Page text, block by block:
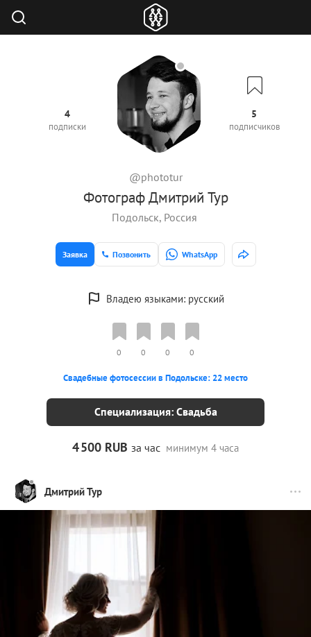
Фотограф Дмитрий Тур
@phototur
4
подписки
5
подписчиков
Подольск, Россия
Заявка Позвонить WhatsApp
Владею языками: русский
0 0 0 0
Свадебные фотосессии в Подольске: 22 место
Специализация: Свадьба
4500 RUBза час минимум 4 часа
Дмитрий Тур